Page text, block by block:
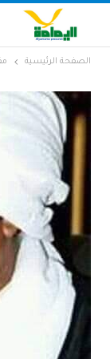
الصفحة الرئيسية